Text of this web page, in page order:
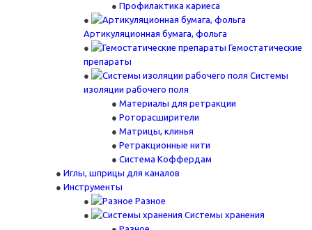
Профилактика кариеса
Артикуляционная бумага, фольга
Гемостатические
препараты
Системы
изоляции рабочего поля
Материалы для ретракции
Роторасширители
Матрицы, клинья
Ретракционные нити
Система Коффердам
Иглы, шприцы для каналов
Инструменты
Разное
Системы хранения